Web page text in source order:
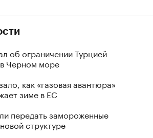
об ограничении Турцией
Черном море
как «газовая авантюра»
зиме в ЕС
передать замороженные
структуре